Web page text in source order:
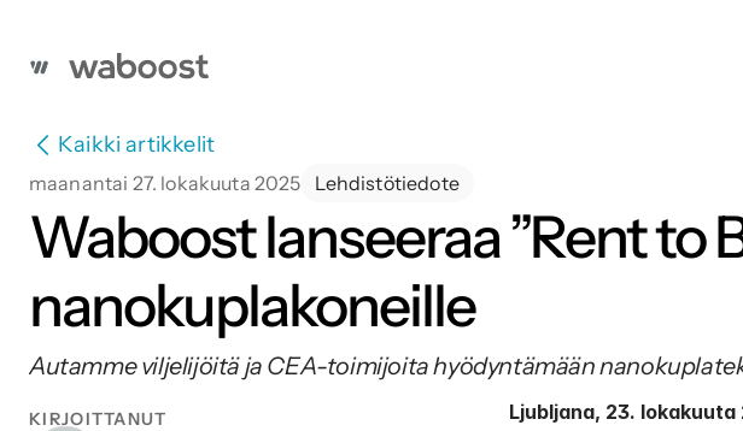
Kaikki artikkelit
maanantai 27. lokakuuta 2025 Lehdistötiedote
Waboost lanseeraa ”Rent to
nanokuplakoneille
Autamme viljelijöitä ja CEA-toimijoita hyödyntämään
KIRJOITTANUT Ljubljana, 23. lokakuuta